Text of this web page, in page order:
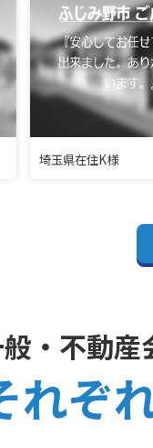
埼玉県在住K様
・不動産
れぞ